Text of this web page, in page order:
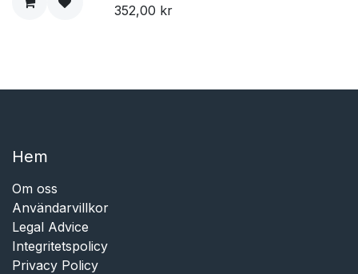
352,00 kr
Hem​​
Om oss
Användarvillkor
Legal Advice
Integritetspolicy
Privacy Policy